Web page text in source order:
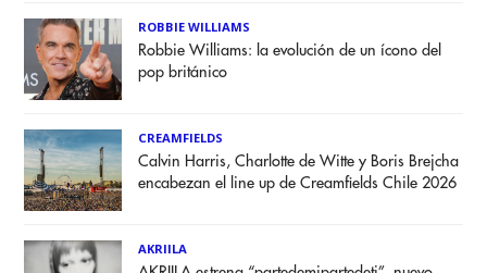
ROBBIE WILLIAMS
Robbie Williams: la evolución de un ícono del
pop británico
CREAMFIELDS
Calvin Harris, Charlotte de Witte y Boris Brejcha
encabezan el line up de Creamfields Chile 2026
AKRIILA